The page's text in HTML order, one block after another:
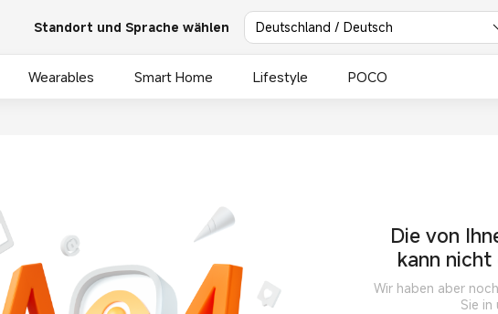
Standort und Sprache wählen Deutschland / Deutsch
Wearables Smart Home Lifestyle POCO
Die von
kann
Wir haben aber
Sie in